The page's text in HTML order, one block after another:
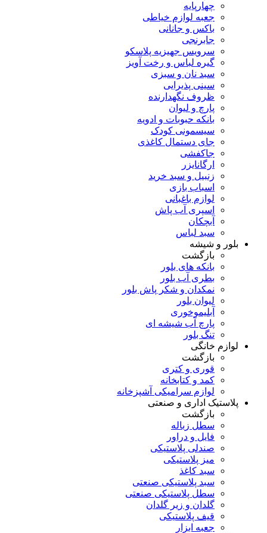
چهارپایه
جعبه لوازم خیاطی
باکس و جانانی
جابرنجی
سرویس جهیزیه پلاسکو
گیره لباس و رخت آویز
سبد نان و سبزی
سینی پذیرایی
ظروف نگهدارنده
پارچ و لیوان
بانکه حبوبات و ادویه
سیسمونی کودک
جای دستمال کاغذی
جاکفشی
ارگانایزر
زنبیل و سبد خرید
اسباب بازی
لوازم باغبانی
اسپری آب پاش
آبچکان
سبد لباس
بلور و شیشه
بازگشت
بانکه های بلور
بطری آب بلور
نمکدان و شکر پاش بلور
لیوان بلور
آبلیموخوری
پارچ آب شیشه ای
تنگ بلور
لوازم خانگی
بازگشت
قوری و کتری
کمد و کتابخانه
لوازم سرامیکی آشپزخانه
پلاستیک اداری و صنعتی
بازگشت
سطل زباله
فایل و دراور
صندلی پلاستیکی
میز پلاستیکی
سبد کاغذ
سبد پلاستیکی صنعتی
سطل پلاستیکی صنعتی
گلدان و زیر گلدان
قیف پلاستیکی
جعبه ابزار